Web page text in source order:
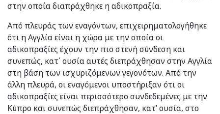
στην οποία διαπράχθηκε η αδικοπραξία.
Από πλευράς των εναγόντων, επιχειρηματολογήθηκε
ότι η Αγγλία είναι η χώρα με την οποία οι
αδικοπραξίες έχουν την πιο στενή σύνδεση και
συνεπώς, κατ΄ ουσία αυτές διεπράχθησαν στην Αγγλία
στη βάση των ισχυριζόμενων γεγονότων. Από την
άλλη πλευρά, οι εναγόμενοι υποστήριξαν ότι οι
αδικοπραξίες είναι περισσότερο συνδεδεμένες με την
Κύπρο και συνεπώς διεπράχθησαν, κατ’ ουσία, στο